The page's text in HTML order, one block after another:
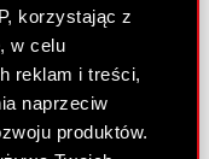
korzystając z
w celu
reklam i treści,
naprzeciw
produktów.